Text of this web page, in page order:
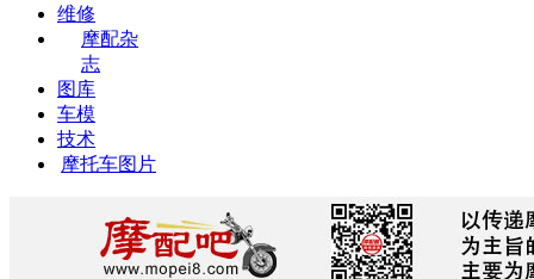
维修
摩配杂
志
图库
车模
技术
摩托车图片